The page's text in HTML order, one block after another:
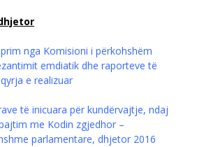
nga Komisioni i përkohshëm
emdiatik dhe raporteve të
e realizuar
të inicuara për kundërvajtje, ndaj
me Kodin zgjedhor –
parlamentare, dhjetor 2016